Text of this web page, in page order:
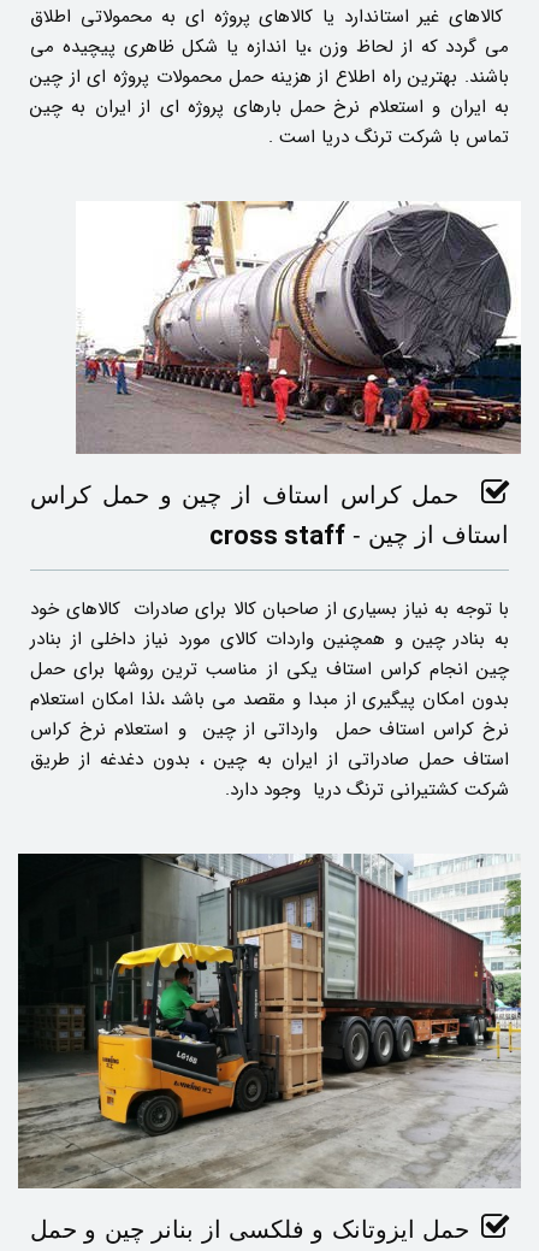
کالاهای غیر استاندارد یا کالاهای پروژه ای به محمولاتی اطلاق
می گردد که از لحاظ وزن ،یا اندازه یا شکل ظاهری پیچیده می
باشند. بهترین راه اطلاع از هزینه حمل محمولات پروژه ای از چین
به ایران و استعلام نرخ حمل بارهای پروژه ای از ایران به چین
تماس با شرکت ترنگ دریا است .
حمل کراس استاف از چین و حمل کراس
استاف از چین - cross staff
با توجه به نیاز بسیاری از صاحبان کالا برای صادرات کالاهای خود
به بنادر چین و همچنین واردات کالای مورد نیاز داخلی از بنادر
چین انجام کراس استاف یکی از مناسب ترین روشها برای حمل
بدون امکان پیگیری از مبدا و مقصد می باشد ،لذا امکان استعلام
نرخ کراس استاف حمل وارداتی از چین و استعلام نرخ کراس
استاف حمل صادراتی از ایران به چین ، بدون دغدغه از طریق
شرکت کشتیرانی ترنگ دریا وجود دارد.
حمل ایزوتانک و فلکسی از بنانر چین و حمل